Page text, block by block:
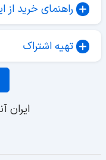
راهنمای خرید از
تهیه اشتراک
ایران